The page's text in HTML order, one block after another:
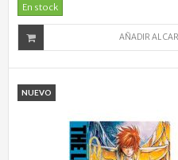
En stock
AÑADIR AL
NUEVO